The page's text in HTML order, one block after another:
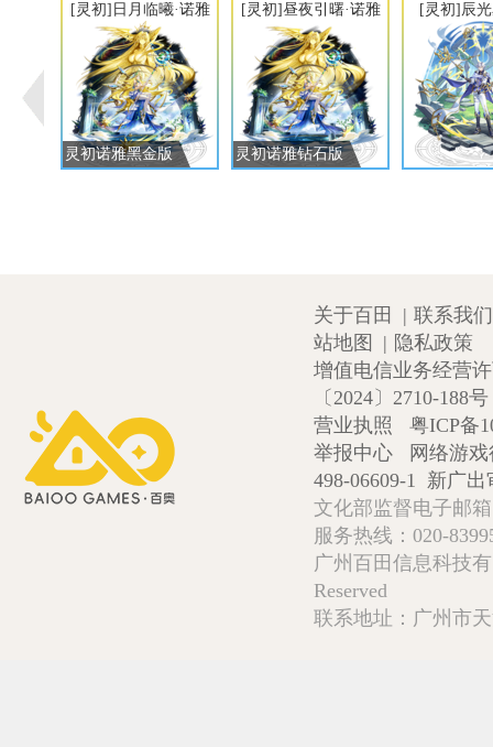
[灵初]日月临曦·诺雅
灵初诺雅黑金版
[灵初]昼夜引曙·诺雅
灵初诺雅钻石版
[灵初]辰
关于百田 | 联系我们
站地图
| 隐私政策
增值电信业务经营
〔2024〕2710-188号
营业执照
粤ICP备
举报中心
网络游
498-06609-1 新广出
文化部监督电子邮
服务热线：020-
广州百田信息科技
Reserved
联系地址：广州市